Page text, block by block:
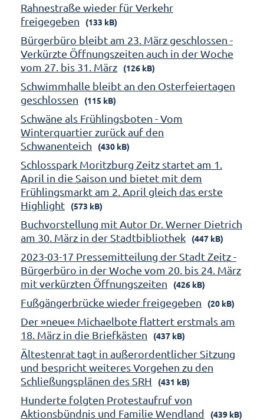
Rahnestraße wieder für Verkehr
freigegeben
(133 kB)
Bürgerbüro bleibt am 23. März geschlossen -
Verkürzte Öffnungszeiten auch in der Woche
vom 27. bis 31. März
(126 kB)
Schwimmhalle bleibt an den Osterfeiertagen
geschlossen
(115 kB)
Schwäne als Frühlingsboten - Vom
Winterquartier zurück auf den
Schwanenteich
(430 kB)
Schlosspark Moritzburg Zeitz startet am 1.
April in die Saison und bietet mit dem
Frühlingsmarkt am 2. April gleich das erste
Highlight
(573 kB)
Buchvorstellung mit Autor Dr. Werner Dietrich
am 30. März in der Stadtbibliothek
(447 kB)
2023-03-17 Pressemitteilung der Stadt Zeitz -
Bürgerbüro in der Woche vom 20. bis 24. März
mit verkürzten Öffnungszeiten
(426 kB)
Fußgängerbrücke wieder freigegeben (20 kB)
Der »neue« Michaelbote flattert erstmals am
18. März in die Briefkästen
(437 kB)
Ältestenrat tagt in außerordentlicher Sitzung
und bespricht weiteres Vorgehen zu den
Schließungsplänen des SRH
(431 kB)
Hunderte folgten Protestaufruf von
Aktionsbündnis und Familie Wendland
(439 kB)